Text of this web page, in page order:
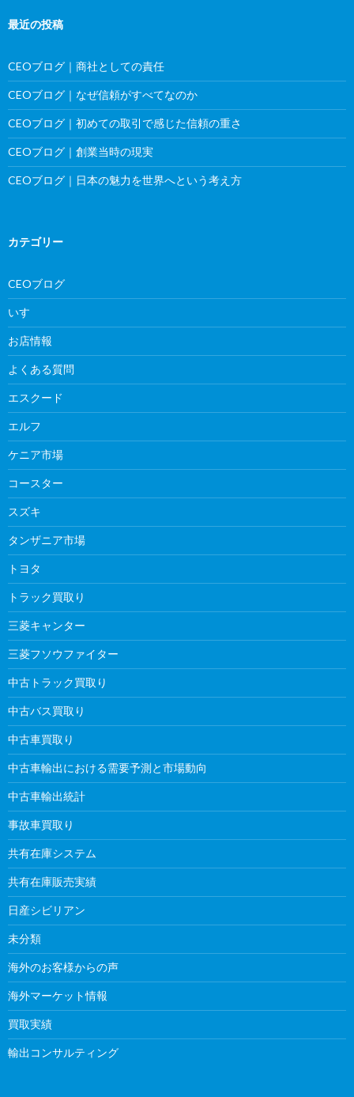
最近の投稿
CEOブログ｜商社としての責任
CEOブログ｜なぜ信頼がすべてなのか
CEOブログ｜初めての取引で感じた信頼の重さ
CEOブログ｜創業当時の現実
CEOブログ｜日本の魅力を世界へという考え方
カテゴリー
CEOブログ
いすゞ
お店情報
よくある質問
エスクード
エルフ
ケニア市場
コースター
スズキ
タンザニア市場
トヨタ
トラック買取り
三菱キャンター
三菱フソウファイター
中古トラック買取り
中古バス買取り
中古車買取り
中古車輸出における需要予測と市場動向
中古車輸出統計
事故車買取り
共有在庫システム
共有在庫販売実績
日産シビリアン
未分類
海外のお客様からの声
海外マーケット情報
買取実績
輸出コンサルティング